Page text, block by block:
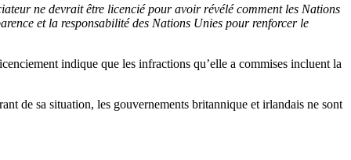
ne devrait être licencié pour avoir révélé comment les Nations
et la responsabilité des Nations Unies pour renforcer le
indique que les infractions qu’elle a commises incluent la
de sa situation, les gouvernements britannique et irlandais ne sont